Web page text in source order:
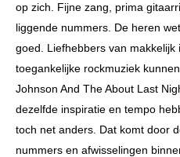
op zich. Fijne zang, prima
liggende nummers. De heren
goed. Liefhebbers van
toegankelijke rockmuziek
Johnson And The About Last
dezelfde inspiratie en tempo
toch net anders. Dat komt door
nummers en afwisselingen